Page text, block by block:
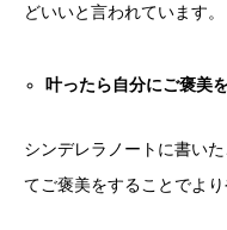
どいいと言われています。
叶ったら自分にご褒美
シンデレラノートに書い
てご褒美をすることでより